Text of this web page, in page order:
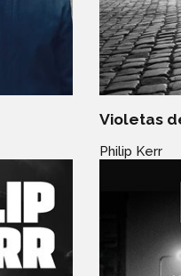
Violetas
Philip Kerr